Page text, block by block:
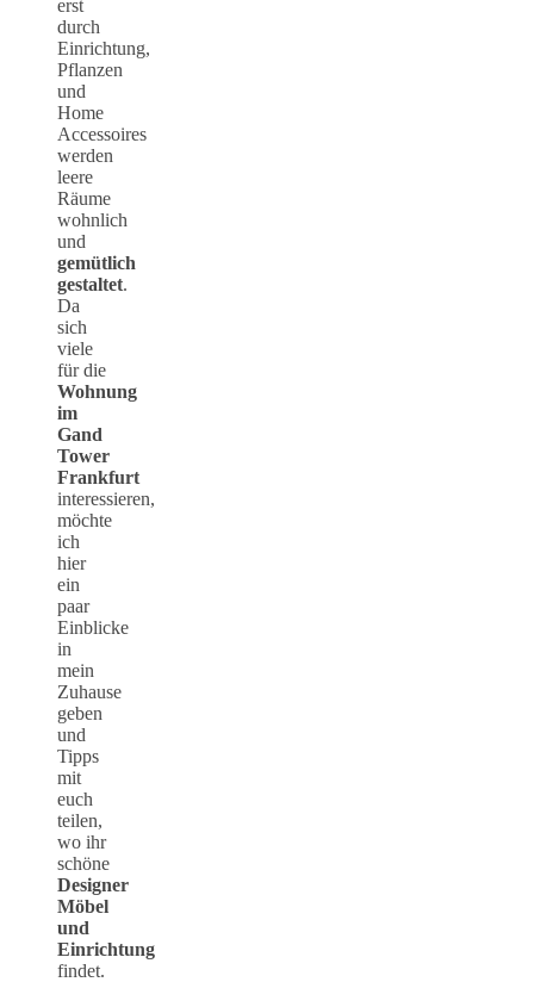
erst
durch
Einrichtung,
Pflanzen
und
Home
Accessoires
werden
leere
Räume
wohnlich
und
gemütlich
gestaltet.
Da
sich
viele
für die
Wohnung
im
Gand
Tower
Frankfurt
interessieren,
möchte
ich
hier
ein
paar
Einblicke
in
mein
Zuhause
geben
und
Tipps
mit
euch
teilen,
wo ihr
schöne
Designer
Möbel
und
Einrichtung
findet.